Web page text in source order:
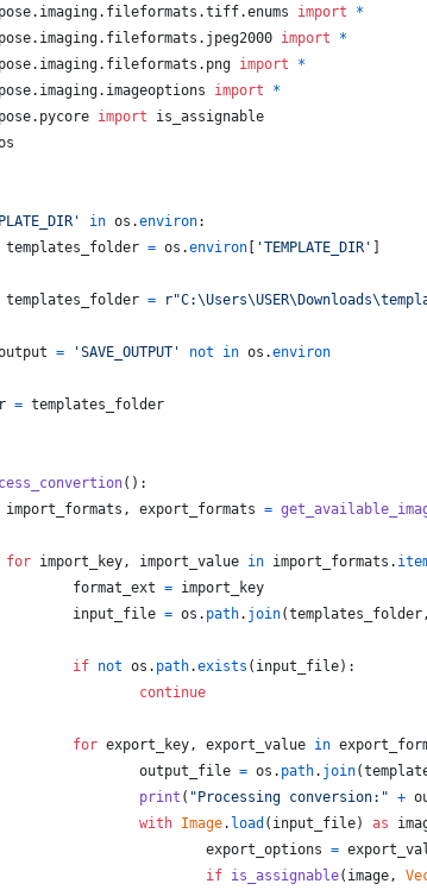
. imaging. fileformats .tiff.enums import
*
. imaging. fileformats . jpeg2000 import
*
. imaging. fileformats . png import
*
. imaging. imageoptions import
*
. pycore import
is_assignable
in os .environ:
templates_folder = os .environ 'TEMPLATE_DIR'
templates_folder =
= 'SAVE_OUTPUT' not in os .environ
= templates_folder
():
import_formats , export_formats =
for import_key, import_value in import_formats .
format_ext = import_key
input_file = os . path. join(templates_folder
if not os . path.exists ( input_file):
continue
for export_key, export_value in
output_file = os . path. join(
print ( "Processing conversion:" +
with Image. load ( input_file) as
export_options =
if is_assignable( image,